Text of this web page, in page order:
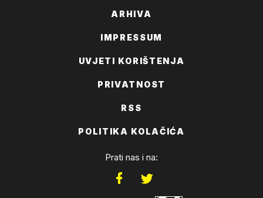
ARHIVA
IMPRESSUM
UVJETI KORIŠTENJA
PRIVATNOST
RSS
POLITIKA KOLAČIĆA
Prati nas i na: